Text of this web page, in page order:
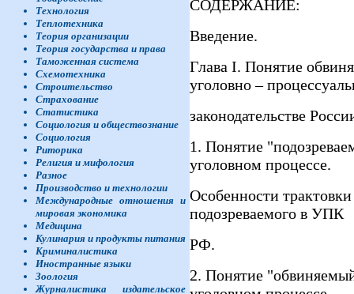
Технология
Теплотехника
Теория организации
Теория государства и права
Таможенная система
Схемотехника
Строительство
Страхование
Статистика
Социология и обществознание
Социология
Риторика
Религия и мифология
Разное
Производство и технологии
Международные отношения и
мировая экономика
Медицина
Кулинария и продукты питания
Криминалистика
Иностранные языки
Зоология
Журналистика издательское
СОДЕРЖАНИЕ:
Введение.
Глава I. Понятие
уголовно –
законодательстве
1. Понятие
уголовном процессе.
Особенности
подозреваемого в УПК
РФ.
2. Понятие